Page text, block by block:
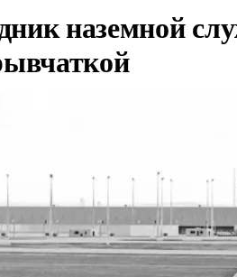
наземной